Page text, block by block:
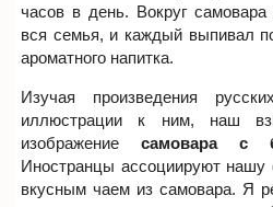
часов в день. Вокруг
вся семья, и каждый выпивал
ароматного напитка.
Изучая произведения
иллюстрации к ним, наш
изображение самовара с
Иностранцы ассоциируют нашу
вкусным чаем из самовара. Я